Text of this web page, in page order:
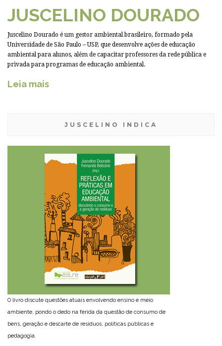
JUSCELINO DOURADO
Juscelino Dourado é um gestor ambiental brasileiro, formado pela
Universidade de São Paulo – USP, que desenvolve ações de educação
ambiental para alunos, além de capacitar professores da rede pública e
privada para programas de educação ambiental.
Leia mais
JUSCELINO INDICA
O livro discute questões atuais envolvendo ensino e meio
ambiente, pondo o dedo na ferida da questão de consumo de
bens, geração e descarte de resíduos, políticas públicas e
pedagogia.